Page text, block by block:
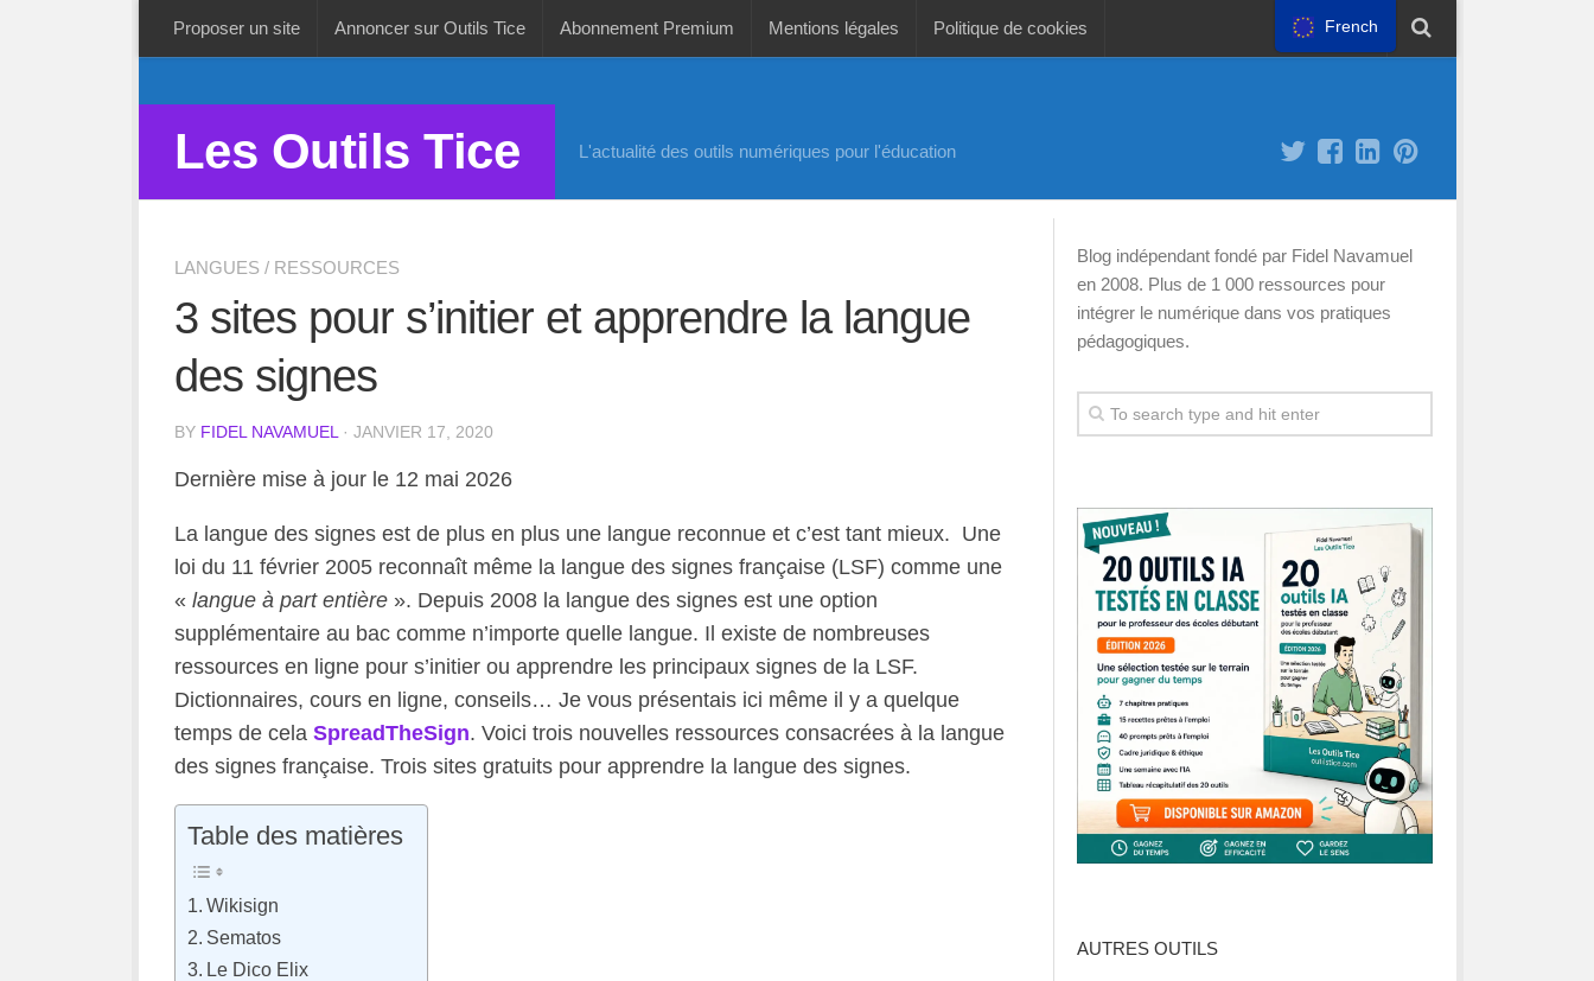
Proposer un site Annoncer sur Outils Tice Abonnement Premium Mentions légales Politique de cookies
Les Outils Tice L'actualité des outils numériques pour l'éducation
LANGUES / RESSOURCES
3 sites pour s’initier et apprendre la langue
des signes
BY FIDEL NAVAMUEL · JANVIER 17, 2020
Dernière mise à jour le 12 mai 2026
La langue des signes est de plus en plus une langue reconnue et c’est tant mieux. Une
loi du 11 février 2005 reconnaît même la langue des signes française (LSF) comme une
« langue à part entière». Depuis 2008 la langue des signes est une option
supplémentaire au bac comme n’importe quelle langue. Il existe de nombreuses
ressources en ligne pour s’initier ou apprendre les principaux signes de la LSF.
Dictionnaires, cours en ligne, conseils… Je vous présentais ici même il y a quelque
temps de cela SpreadTheSign. Voici trois nouvelles ressources consacrées à la langue
des signes française. Trois sites gratuits pour apprendre la langue des signes.
Table des matières
Wikisign
Sematos
Le Dico Elix
Blog indépendant fondé par Fidel Navamuel
en 2008. Plus de 1 000 ressources pour
intégrer le numérique dans vos pratiques
pédagogiques.
AUTRES OUTILS
French